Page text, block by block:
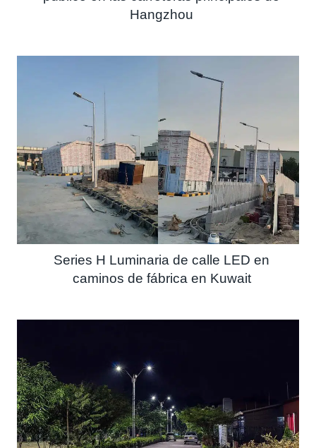
Hangzhou
Series H Luminaria de calle LED en
caminos de fábrica en Kuwait